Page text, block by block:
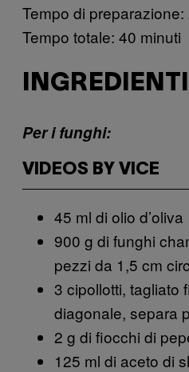
Tempo di preparazione:
Tempo totale: 40 minuti
INGREDIENTI
Per i funghi:
VIDEOS BY VICE
45 ml di olio d’oliva
900 g di funghi
pezzi da 1,5 cm
3 cipollotti, tagliato
diagonale, separa
2 g di fiocchi di
125 ml di aceto di